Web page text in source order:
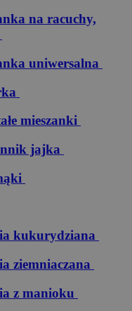
na racuchy,
uniwersalna
mieszanki
jajka
kukurydziana
ziemniaczana
z manioku